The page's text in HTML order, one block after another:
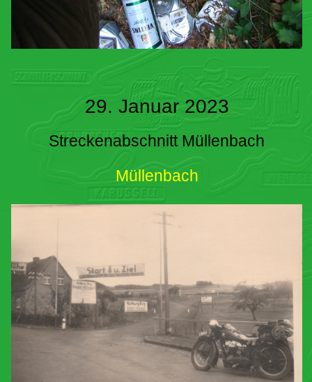
29. Januar 2023
Streckenabschnitt Müllenbach
Müllenbach